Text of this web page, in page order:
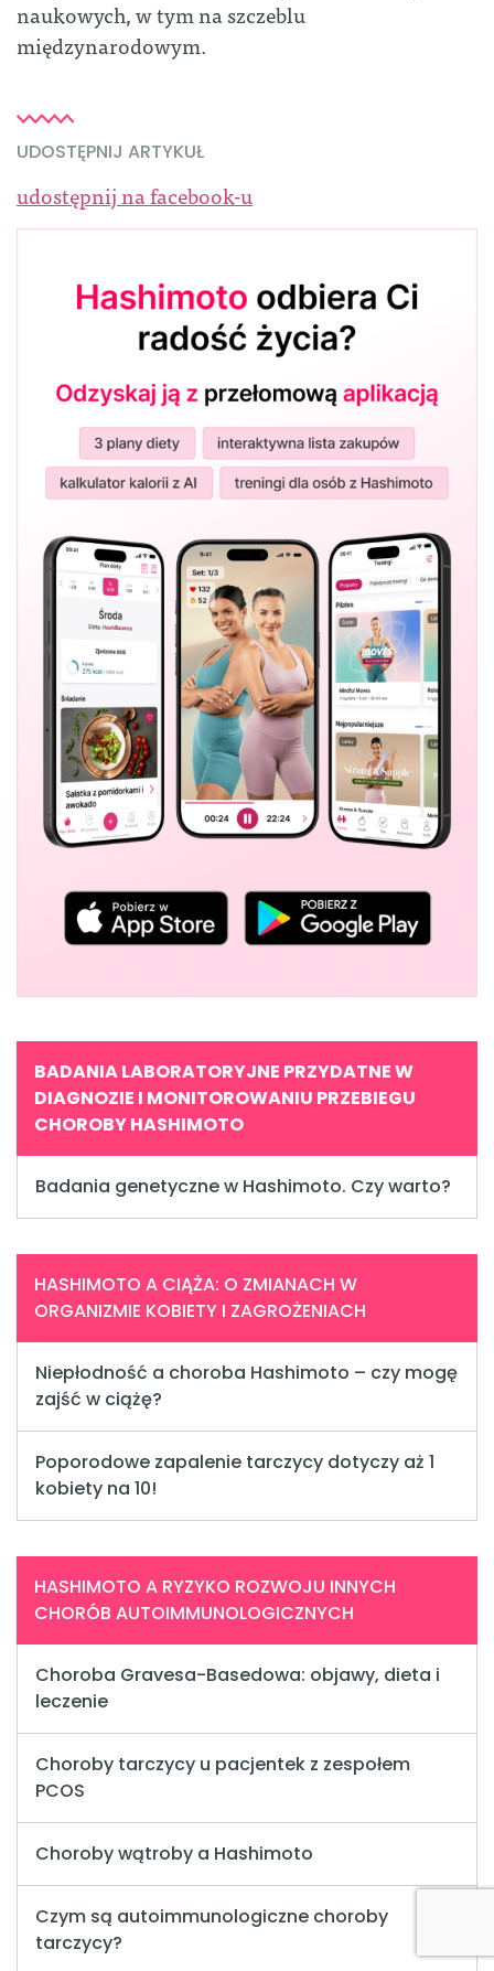
naukowych, w tym na szczeblu
międzynarodowym.
UDOSTĘPNIJ ARTYKUŁ
udostępnij na facebook-u
BADANIA LABORATORYJNE PRZYDATNE W
DIAGNOZIE I MONITOROWANIU PRZEBIEGU
CHOROBY HASHIMOTO
Badania genetyczne w Hashimoto. Czy warto?
HASHIMOTO A CIĄŻA: O ZMIANACH W
ORGANIZMIE KOBIETY I ZAGROŻENIACH
Niepłodność a choroba Hashimoto – czy mogę
zajść w ciążę?
Poporodowe zapalenie tarczycy dotyczy aż 1
kobiety na 10!
HASHIMOTO A RYZYKO ROZWOJU INNYCH
CHORÓB AUTOIMMUNOLOGICZNYCH
Choroba Gravesa-Basedowa: objawy, dieta i
leczenie
Choroby tarczycy u pacjentek z zespołem
PCOS
Choroby wątroby a Hashimoto
Czym są autoimmunologiczne choroby
tarczycy?